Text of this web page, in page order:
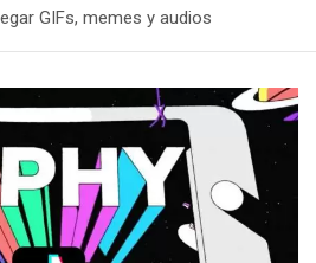
GIFs, memes y audios